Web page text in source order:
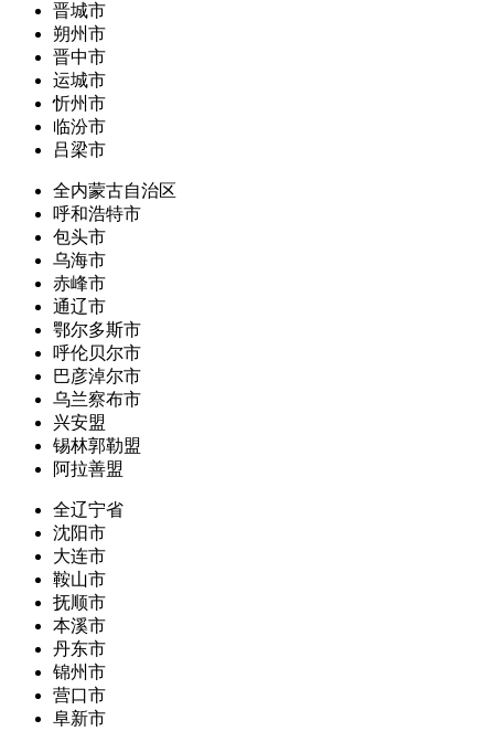
晋城市
朔州市
晋中市
运城市
忻州市
临汾市
吕梁市
全内蒙古自治区
呼和浩特市
包头市
乌海市
赤峰市
通辽市
鄂尔多斯市
呼伦贝尔市
巴彦淖尔市
乌兰察布市
兴安盟
锡林郭勒盟
阿拉善盟
全辽宁省
沈阳市
大连市
鞍山市
抚顺市
本溪市
丹东市
锦州市
营口市
阜新市